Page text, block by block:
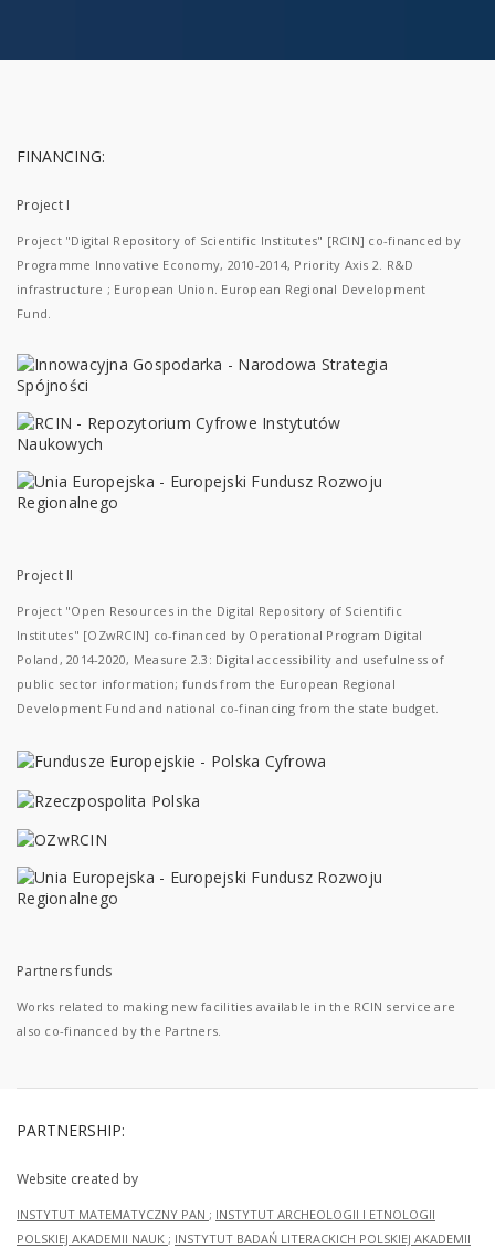
FINANCING:
Project I
Project "Digital Repository of Scientific Institutes" [RCIN] co-financed by
Programme Innovative Economy, 2010-2014, Priority Axis 2. R&D
infrastructure ; European Union. European Regional Development
Fund.
Project II
Project "Open Resources in the Digital Repository of Scientific
Institutes" [OZwRCIN] co-financed by Operational Program Digital
Poland, 2014-2020, Measure 2.3: Digital accessibility and usefulness of
public sector information; funds from the European Regional
Development Fund and national co-financing from the state budget.
Partners funds
Works related to making new facilities available in the RCIN service are
also co-financed by the Partners.
PARTNERSHIP:
Website created by
INSTYTUT MATEMATYCZNY PAN ; INSTYTUT ARCHEOLOGII I ETNOLOGII
POLSKIEJ AKADEMII NAUK ; INSTYTUT BADAŃ LITERACKICH POLSKIEJ AKADEMII